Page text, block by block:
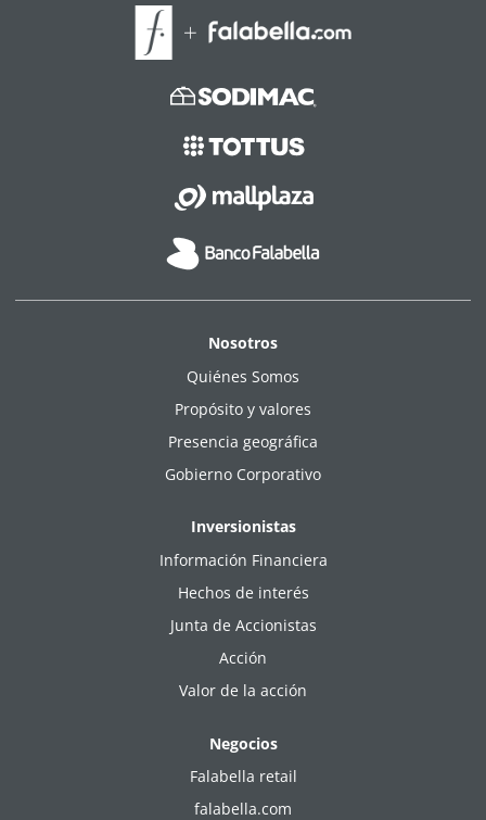
Nosotros
Quiénes Somos
Propósito y valores
Presencia geográfica
Gobierno Corporativo
Inversionistas
Información Financiera
Hechos de interés
Junta de Accionistas
Acción
Valor de la acción
Negocios
Falabella retail
falabella.com